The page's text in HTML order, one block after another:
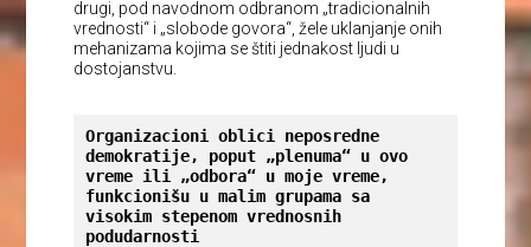
drugi, pod navodnom odbranom „tradicionalnih
vrednosti“ i „slobode govora“, žele uklanjanje onih
mehanizama kojima se štiti jednakost ljudi u
dostojanstvu.
Organizacioni oblici neposredne
demokratije, poput „plenuma“ u ovo
vreme ili „odbora“ u moje vreme,
funkcionišu u malim grupama sa
visokim stepenom vrednosnih
podudarnosti